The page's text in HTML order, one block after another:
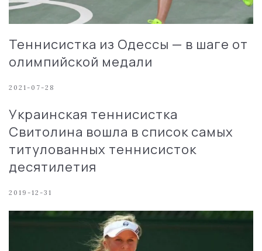
Теннисистка из Одессы — в шаге от
олимпийской медали
2021-07-28
Украинская теннисистка
Свитолина вошла в список самых
титулованных теннисисток
десятилетия
2019-12-31